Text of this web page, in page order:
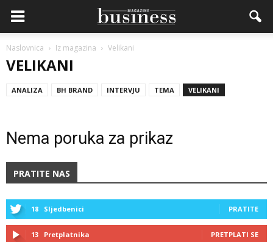
Naslovnica Iz magazina Velikani
VELIKANI
ANALIZA BH BRAND INTERVJU TEMA VELIKANI
Nema poruka za prikaz
PRATITE NAS
18 Sljedbenici PRATITE
13 Pretplatnika PRETPLATI SE